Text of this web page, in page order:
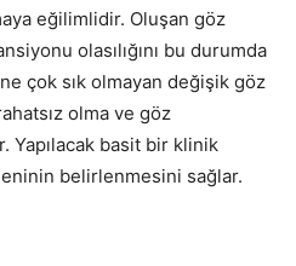
eğilimlidir. Oluşan göz
olasılığını bu durumda
çok sık olmayan değişik göz
olma ve göz
Yapılacak basit bir klinik
belirlenmesini sağlar.